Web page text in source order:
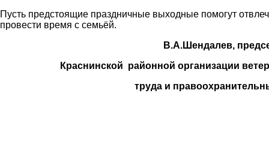
Пусть предстоящие праздничные выходные помогут
провести время с семьёй.
В.А.Шендалев,
Краснинской районной организации
труда и правоохранительных